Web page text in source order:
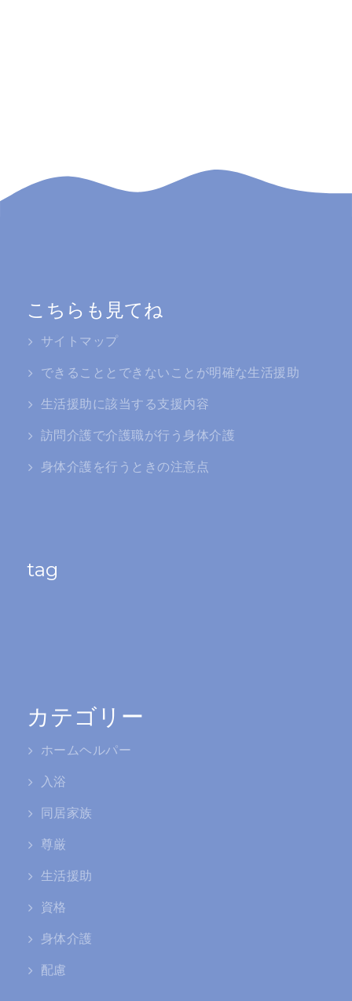
こちらも見てね
サイトマップ
できることとできないことが明確な生活援助
生活援助に該当する支援内容
訪問介護で介護職が行う身体介護
身体介護を行うときの注意点
tag
カテゴリー
ホームヘルパー
入浴
同居家族
尊厳
生活援助
資格
身体介護
配慮